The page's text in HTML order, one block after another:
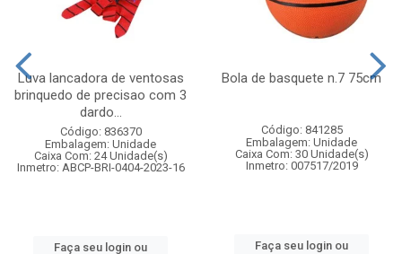
Luva lancadora de ventosas
brinquedo de precisao com 3
dardo...
Código: 836370
Embalagem: Unidade
Caixa Com: 24 Unidade(s)
Inmetro: ABCP-BRI-0404-2023-16
Faça seu login ou
Bola de basquete n.7 75cm
Código: 841285
Embalagem: Unidade
Caixa Com: 30 Unidade(s)
Inmetro: 007517/2019
Faça seu login ou